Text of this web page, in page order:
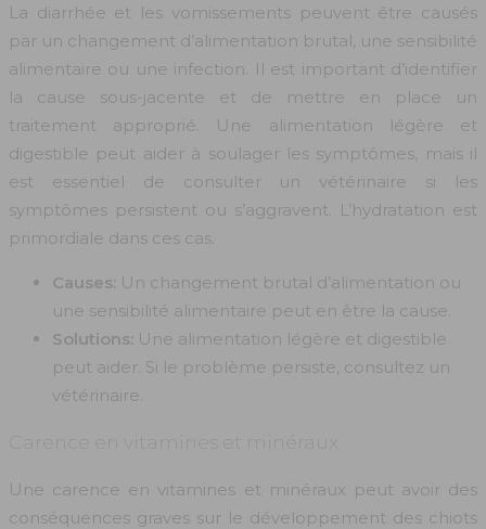
La diarrhée et les vomissements peuvent être causés
par un changement d’alimentation brutal, une sensibilité
alimentaire ou une infection. Il est important d’identifier
la cause sous-jacente et de mettre en place un
traitement approprié. Une alimentation légère et
digestible peut aider à soulager les symptômes, mais il
est essentiel de consulter un vétérinaire si les
symptômes persistent ou s’aggravent. L’hydratation est
primordiale dans ces cas.
Causes: Un changement brutal d’alimentation ou
une sensibilité alimentaire peut en être la cause.
Solutions: Une alimentation légère et digestible
peut aider. Si le problème persiste, consultez un
vétérinaire.
Carence en vitamines et minéraux
Une carence en vitamines et minéraux peut avoir des
conséquences graves sur le développement des chiots